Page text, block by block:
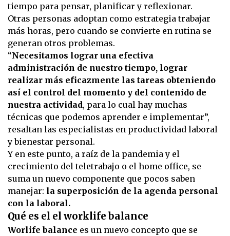
tiempo para pensar, planificar y reflexionar.
Otras personas adoptan como estrategia trabajar
más horas, pero cuando se convierte en rutina se
generan otros problemas.
“Necesitamos lograr una efectiva
administración de nuestro tiempo, lograr
realizar más eficazmente las tareas obteniendo
así el control del momento y del contenido de
nuestra actividad, para lo cual hay muchas
técnicas que podemos aprender e implementar”,
resaltan las especialistas en productividad laboral
y bienestar personal.
Y en este punto, a raíz de la pandemia y el
crecimiento del teletrabajo o el home office, se
suma un nuevo componente que pocos saben
manejar: la superposición de la agenda personal
con la laboral.
Qué es el el worklife balance
Worlife balance es un nuevo concepto que se